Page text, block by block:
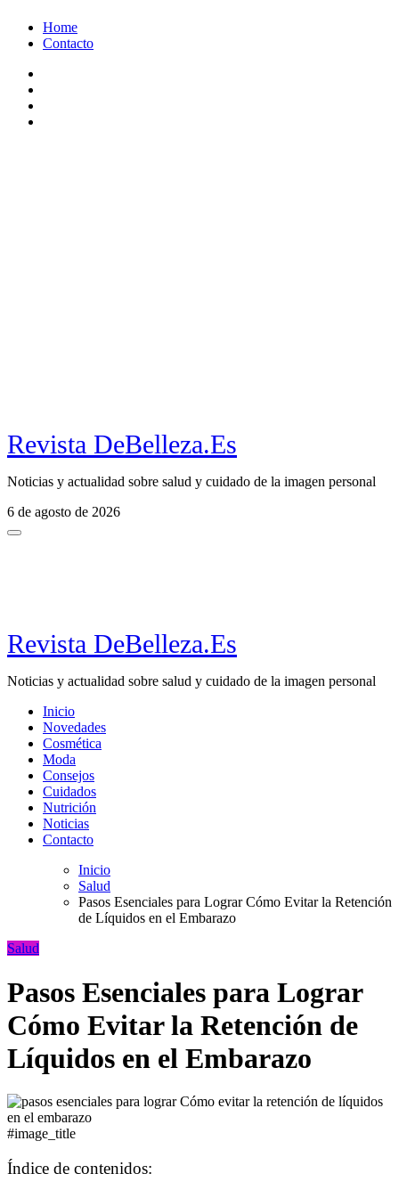
Home
Contacto
Revista DeBelleza.Es
Noticias y actualidad sobre salud y cuidado de la imagen personal
6 de agosto de 2026
Revista DeBelleza.Es
Noticias y actualidad sobre salud y cuidado de la imagen personal
Inicio
Novedades
Cosmética
Moda
Consejos
Cuidados
Nutrición
Noticias
Contacto
Inicio
Salud
Pasos Esenciales para Lograr Cómo Evitar la Retención
de Líquidos en el Embarazo
Salud
Pasos Esenciales para Lograr
Cómo Evitar la Retención de
Líquidos en el Embarazo
#image_title
Índice de contenidos: